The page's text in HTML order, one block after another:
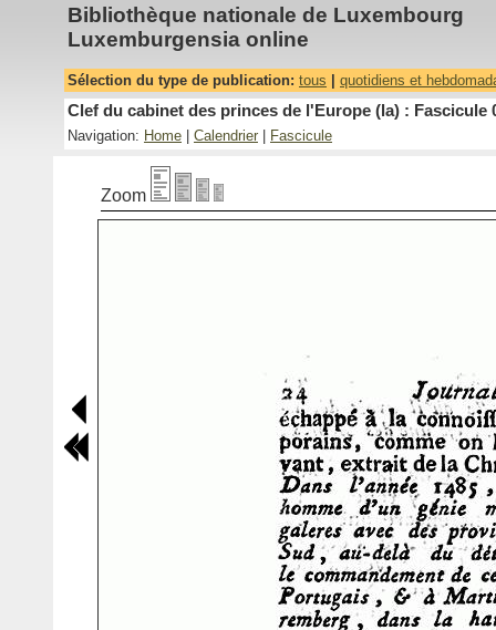
Bibliothèque nationale de Luxembourg
Luxemburgensia online
Sélection du type de publication: tous quotidiens et
Clef du cabinet des princes de l'Europe (la) : Fascicule
Navigation: Home Calendrier Fascicule
Zoom